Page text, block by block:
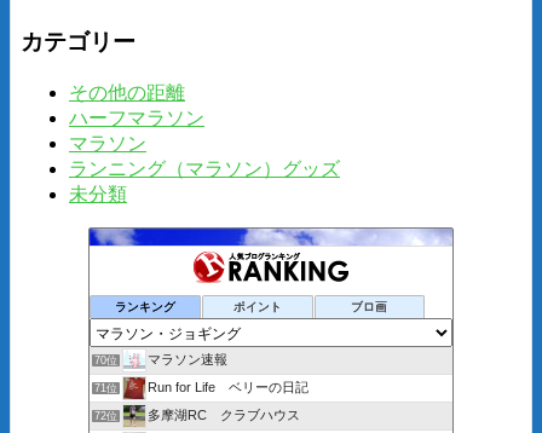
カテゴリー
その他の距離
ハーフマラソン
マラソン
ランニング（マラソン）グッズ
未分類
ランキング ポイント ブロ画
70位 マラソン速報
71位 Run for Life ベリーの日記
72位 多摩湖RC クラブハウス